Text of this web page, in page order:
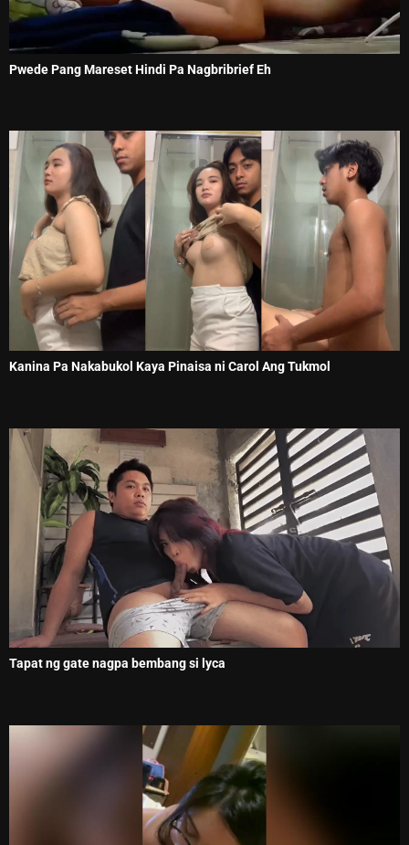
Pwede Pang Mareset Hindi Pa Nagbribrief Eh
Kanina Pa Nakabukol Kaya Pinaisa ni Carol Ang Tukmol
Tapat ng gate nagpa bembang si lyca